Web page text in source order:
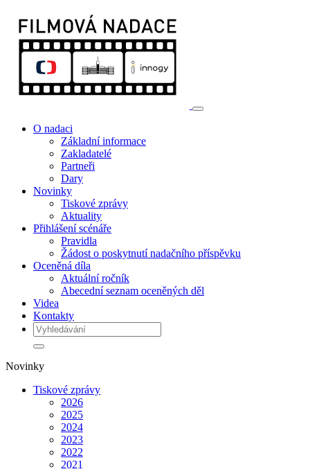
O nadaci
Základní informace
Zakladatelé
Partneři
Dary
Novinky
Tiskové zprávy
Aktuality
Přihlášení scénáře
Pravidla
Žádost o poskytnutí nadačního příspěvku
Oceněná díla
Aktuální ročník
Abecední seznam oceněných děl
Videa
Kontakty
Novinky
Tiskové zprávy
2026
2025
2024
2023
2022
2021